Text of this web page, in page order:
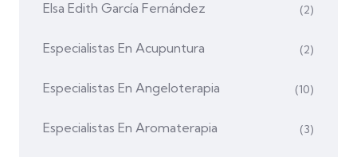
Elsa Edith García Fernández (2)
Especialistas En Acupuntura (2)
Especialistas En Angeloterapia (10)
Especialistas En Aromaterapia (3)